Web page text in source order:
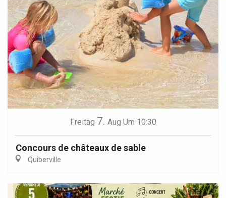
Freitag 7. Aug Um 10:30
Concours de châteaux de sable
Quiberville